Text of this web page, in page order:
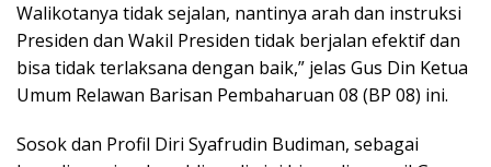
Walikotanya tidak sejalan, nantinya arah dan instruksi
Presiden dan Wakil Presiden tidak berjalan efektif dan
bisa tidak terlaksana dengan baik,” jelas Gus Din Ketua
Umum Relawan Barisan Pembaharuan 08 (BP 08) ini.
Sosok dan Profil Diri Syafrudin Budiman, sebagai